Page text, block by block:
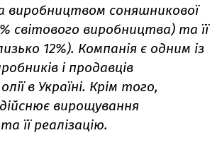
виробництвом соняшникової
світового виробництва) та її
12%). Компанія є одним із
і продавців
в Україні. Крім того,
вирощування
її реалізацію.